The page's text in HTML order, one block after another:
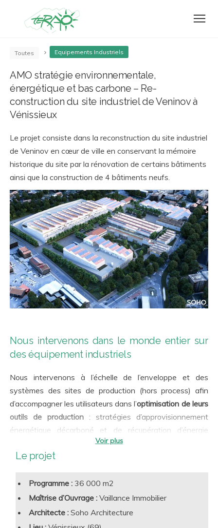
Toutes Equipements Industriels
AMO stratégie environnementale,
énergétique et bas carbone – Re-
construction du site industriel de Veninov à
Vénissieux
Le projet consiste dans la reconstruction du site industriel
de Veninov en cœur de ville en conservant la mémoire
historique du site par la rénovation de certains bâtiments
ainsi que la construction de 4 bâtiments neufs.
Nous intervenons dans le monde entier sur
des équipement industriels
Nous intervenons à l’échelle de l’enveloppe et des
systèmes des sites de production (hors process) afin
d’accompagner les utilisateurs dans l’optimisation de leurs
outils de production : stratégies d’approvisionnement
énergétique décarboné et de récupération d’énergie
fatale, conception et réalisation de bâtiments bas
carbone… et ce au service de l’
agroalimentaire, ateliers de confection, usines de
valorisation des déchets, aérospatial, industrie lourde…)
ainsi qu’au service des sièges sociaux de groupes
industriels pour définir et déployer leurs
Le projet
Programme : 36 000 m2
Maîtrise d’Ouvrage : Vaillance Immobilier
Architecte : Soho Architecture